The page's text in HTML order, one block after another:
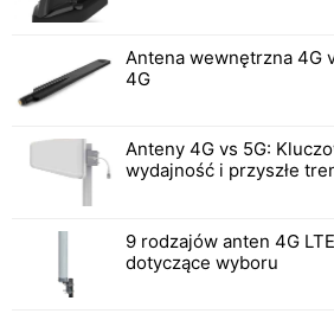
Antena wewnętrzna 4G
4G
Anteny 4G vs 5G:
wydajność i przyszłe
9 rodzajów anten 4G
dotyczące wyboru